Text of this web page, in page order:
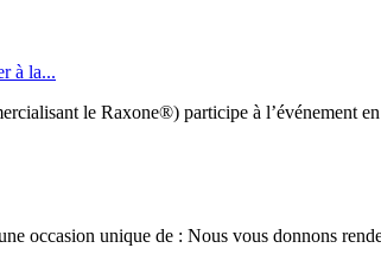
à la...
le Raxone®) participe à l’événement
occasion unique de : Nous vous donnons